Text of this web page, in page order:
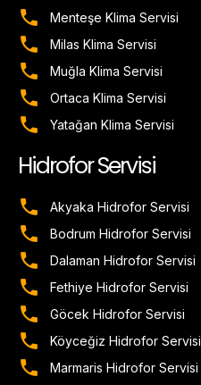
Menteşe Klima Servisi
Milas Klima Servisi
Muğla Klima Servisi
Ortaca Klima Servisi
Yatağan Klima Servisi
Hidrofor Servisi
Akyaka Hidrofor Servisi
Bodrum Hidrofor Servisi
Dalaman Hidrofor Servisi
Fethiye Hidrofor Servisi
Göcek Hidrofor Servisi
Köyceğiz Hidrofor Servisi
Marmaris Hidrofor Servisi